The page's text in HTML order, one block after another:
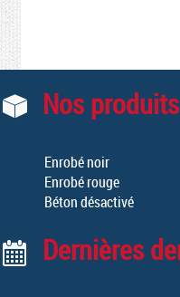
Nos produits
Enrobé noir
Enrobé rouge
Béton désactivé
Dernières